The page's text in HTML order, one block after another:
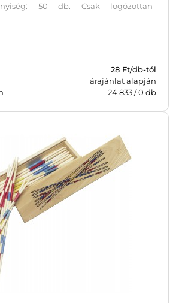
50 db. Csak logózottan
28 Ft/db-tól
árajánlat alapján
24 833/0 db